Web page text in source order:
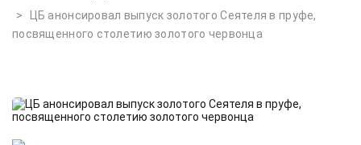
ЦБ анонсировал выпуск золотого Сеятеля в пруфе,
посвященного столетию золотого червонца